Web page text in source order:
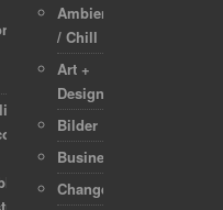
Ambient
/ Chill
Art +
Design
Bilder
Business
Change